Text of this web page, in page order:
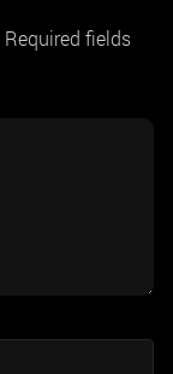
fields